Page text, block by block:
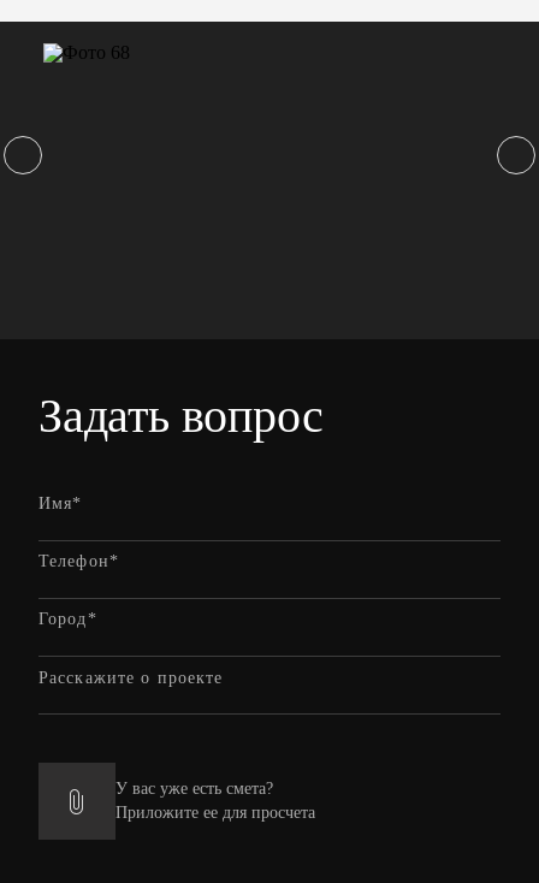
Задать вопрос
У вас уже есть смета?
Приложите ее для просчета